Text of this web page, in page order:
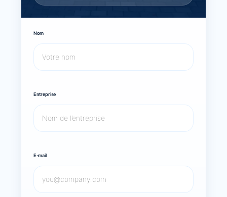
Nom
Entreprise
E-mail